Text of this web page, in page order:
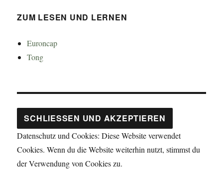
ZUM LESEN UND LERNEN
Euroncap
Tong
Datenschutz und Cookies: Diese Website verwendet
Cookies. Wenn du die Website weiterhin nutzt, stimmst du
der Verwendung von Cookies zu.